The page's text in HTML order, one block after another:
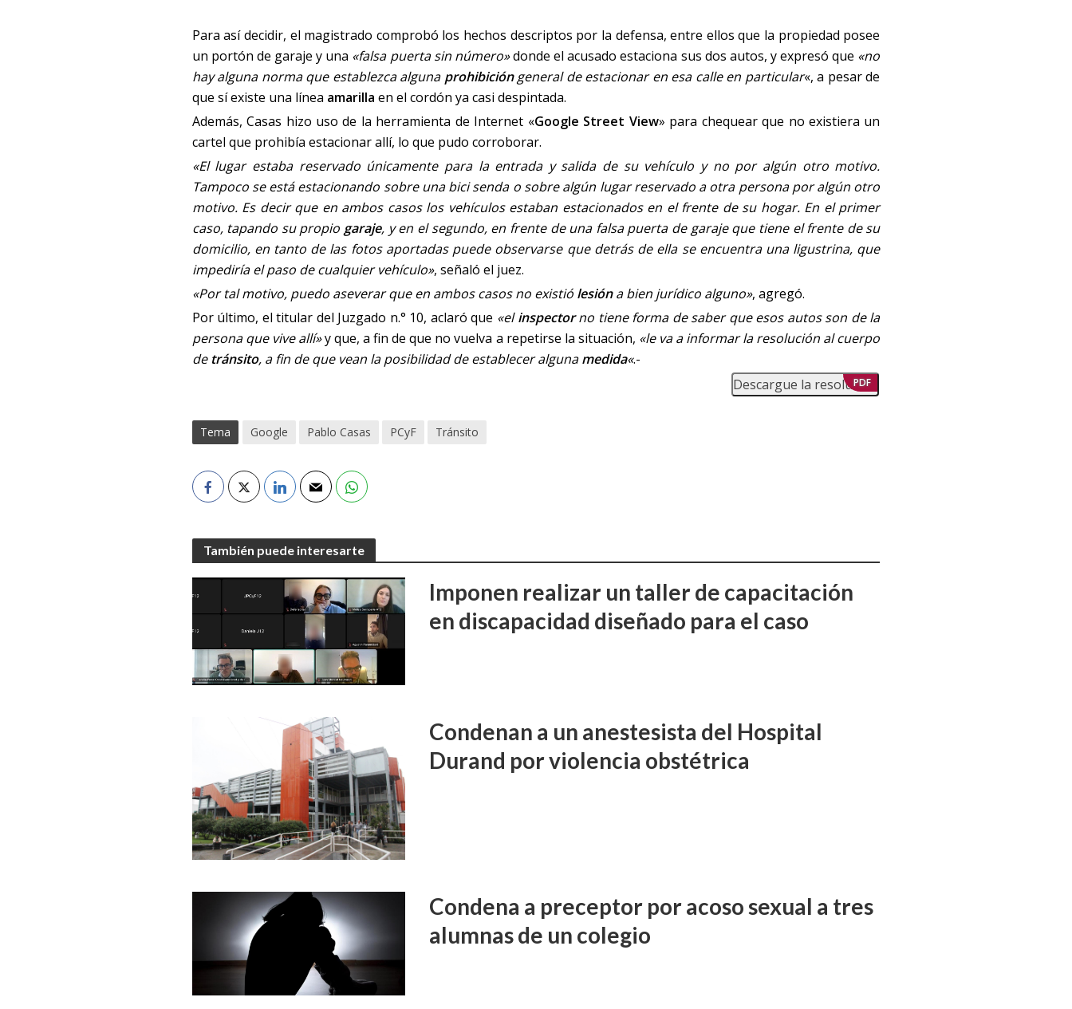
Para así decidir, el magistrado comprobó los hechos descriptos por la defensa, entre ellos que la propiedad posee
un portón de garaje y una «falsa puerta sin número»donde el acusado estaciona sus dos autos, y expresó que «no
hay alguna norma que establezca alguna prohibicióngeneral de estacionar en esa calle en particular«, a pesar de
que sí existe una línea amarilla en el cordón ya casi despintada.
Además, Casas hizo uso de la herramienta de Internet «Google Street View» para chequear que no existiera un
cartel que prohibía estacionar allí, lo que pudo corroborar.
«El lugar estaba reservado únicamente para la entrada y salida de su vehículo y no por algún otro motivo.
Tampoco se está estacionando sobre una bici senda o sobre algún lugar reservado a otra persona por algún otro
motivo. Es decir que en ambos casos los vehículos estaban estacionados en el frente de su hogar. En el primer
caso, tapando su propio garaje, y en el segundo, en frente de una falsa puerta de garaje que tiene el frente de su
domicilio, en tanto de las fotos aportadas puede observarse que detrás de ella se encuentra una ligustrina, que
impediría el paso de cualquier vehículo», señaló el juez.
«Por tal motivo, puedo aseverar que en ambos casos no existió lesióna bien jurídico alguno», agregó.
Por último, el titular del Juzgado n.° 10, aclaró que «elinspectorno tiene forma de saber que esos autos son de la
persona que vive allí»y que, a fin de que no vuelva a repetirse la situación, «le va a informar la resolución al cuerpo
de tránsito, a fin de que vean la posibilidad de establecer algunamedida«.-
Descargue la resolución
PDF
Tema Google Pablo Casas PCyF Tránsito
También puede interesarte
Imponen realizar un taller de capacitación
en discapacidad diseñado para el caso
Condenan a un anestesista del Hospital
Durand por violencia obstétrica
Condena a preceptor por acoso sexual a tres
alumnas de un colegio